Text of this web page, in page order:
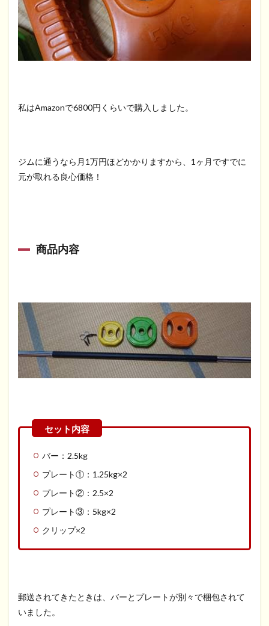
私はAmazonで6800円くらいで購入しました。
ジムに通うなら月1万円ほどかかりますから、1ヶ月ですでに
元が取れる良心価格！
商品内容
バー：2.5kg
プレート①：1.25kg×2
プレート②：2.5×2
プレート③：5kg×2
クリップ×2
郵送されてきたときは、バーとプレートが別々で梱包されて
いました。